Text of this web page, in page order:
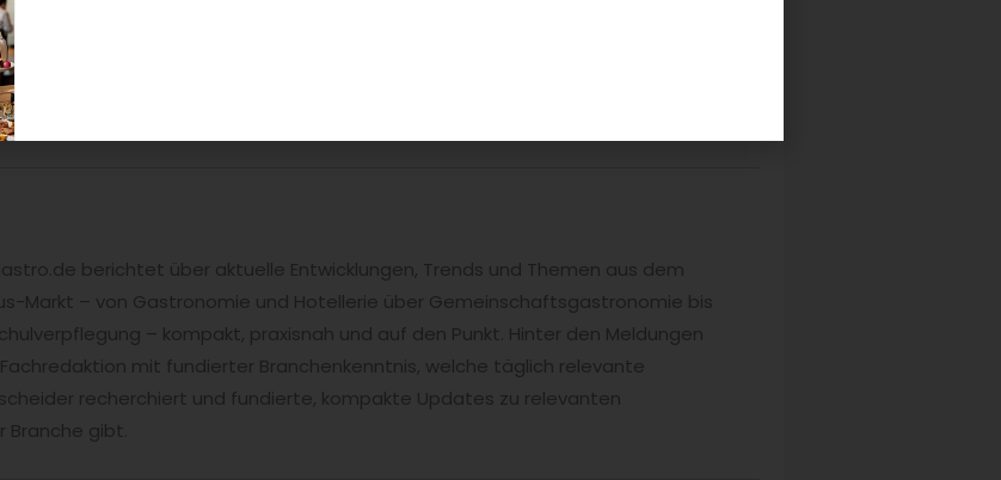
berichtet über aktuelle Entwicklungen, Trends und Themen aus dem
Markt – von Gastronomie und Hotellerie über Gemeinschaftsgastronomie bis
– kompakt, praxisnah und auf den Punkt. Hinter den Meldungen
mit fundierter Branchenkenntnis, welche täglich relevante
recherchiert und fundierte, kompakte Updates zu relevanten
Branche gibt.